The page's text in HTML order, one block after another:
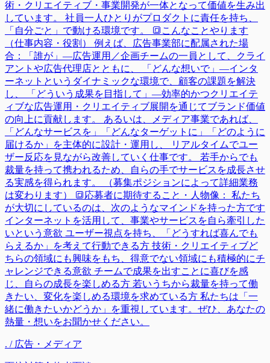
術・クリエイティブ・事業開発が一体となって価値を生み出
しています。 社員一人ひとりがプロダクトに責任を持ち、
「自分ごと」で動ける環境です。 🔳こんなことやります
（仕事内容・役割） 例えば、広告事業部に配属された場
合：「誰が」—広告運用／企画チームの一員として、クライ
アントや広告代理店とともに、 「どんな想いで」—インタ
ーネットというダイナミックな環境で、顧客の課題を解決
し、 「どういう成果を目指して」—効率的かつクリエイテ
ィブな広告運用・クリエイティブ展開を通じてブランド価値
の向上に貢献します。 あるいは、メディア事業であれば、
「どんなサービスを」「どんなターゲットに」「どのように
届けるか」を主体的に設計・運用し、 リアルタイムでユー
ザー反応を見ながら改善していく仕事です。 若手からでも
裁量を持って携われるため、自らの手でサービスを成長させ
る実感を得られます。 （募集ポジションによって詳細業務
は変わります） 🔳応募者に期待すること・人物像： 私たち
が大切にしているのは、次のようなマインドを持った方です
インターネットを活用して、事業やサービスを自ら牽引した
いという意欲 ユーザー視点を持ち、「どうすれば喜んでも
らえるか」を考えて行動できる方 技術・クリエイティブど
ちらの領域にも興味をもち、得意でない領域にも積極的にチ
ャレンジできる意欲 チームで成果を出すことに喜びを感
じ、自らの成長を楽しめる方 若いうちから裁量を持って働
きたい、変化を楽しめる環境を求めている方 私たちは「一
緒に働きたいかどうか」を重視しています。ぜひ、あなたの
熱量・想いをお聞かせください。
. / 広告・メディア